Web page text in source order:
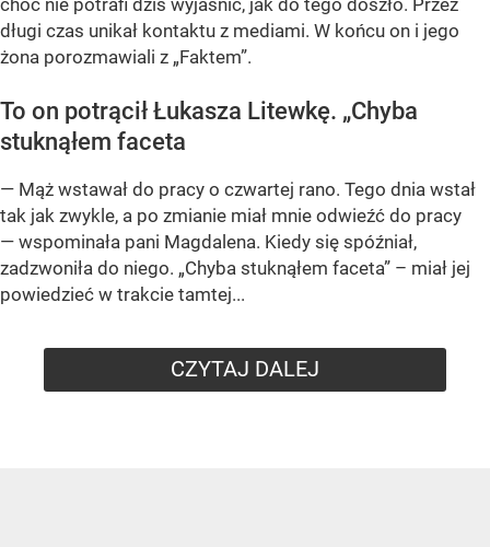
choć nie potrafi dziś wyjaśnić, jak do tego doszło. Przez
długi czas unikał kontaktu z mediami. W końcu on i jego
żona porozmawiali z „Faktem”.
To on potrącił Łukasza Litewkę. „Chyba
stuknąłem faceta
— Mąż wstawał do pracy o czwartej rano. Tego dnia wstał
tak jak zwykle, a po zmianie miał mnie odwieźć do pracy
— wspominała pani Magdalena. Kiedy się spóźniał,
zadzwoniła do niego. „Chyba stuknąłem faceta” – miał jej
powiedzieć w trakcie tamtej...
CZYTAJ DALEJ